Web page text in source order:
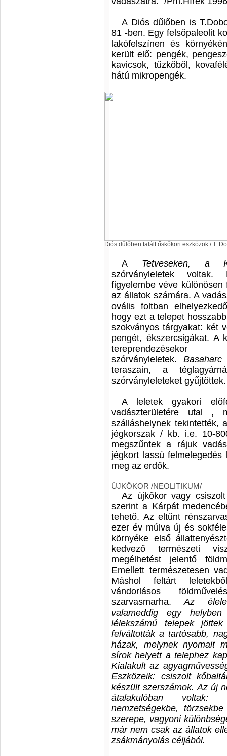
A Diós dűlőben is
81 -ben. Egy felsőpaleolit
lakófelszínen és
került elő: pengék,
kavicsok, tűzkőből,
hátú mikropengék.
Diós dűlőben talált őskőkori eszközök / T.
A Tetveseken, a
szórványleletek
figyelembe véve
az állatok számára. A
ovális foltban
hogy ezt a telepet
szokványos tárgyakat: két
pengét, ékszercsigákat. A
szórványleletek.B
teraszain, a
szórványleleteket gyűjtöttek.
A leletek gyakori
vadászterületére utal ,
szálláshelynek tekintették,
jégkorszak / kb. i.e. 10-
megszűntek a rájuk
jégkort lassú
meg az erdők.
ÚJKŐKOR /NEOLITIKUM/
Az újkőkor vagy
szerint a Kárpát­
tehető. Az eltűnt
ezer év múlva új és
környéke első
kedvező természeti
megélhetést jelentő
Emellett természetesen
Máshol feltárt
vándorlásos
szarvasmarha.Az
valameddig egy
lélekszámú telepek
felváltották a tartósabb,
házak, melynek nyomait
sírok helyett a telephez
Kialakult az
Eszközeik: csiszolt
készült szerszámok. Az új
átalakulóban voltak:
nemzetségekbe,
szerepe, vagyoni
már nem csak az állatok
zsákmányolás céljából.